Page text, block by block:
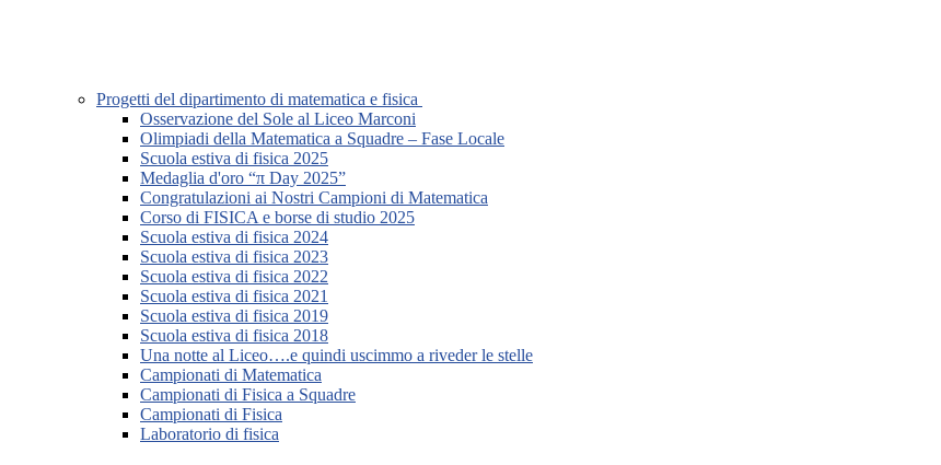
Progetti del dipartimento di matematica e fisica
Osservazione del Sole al Liceo Marconi
Olimpiadi della Matematica a Squadre – Fase Locale
Scuola estiva di fisica 2025
Medaglia d'oro “π Day 2025”
Congratulazioni ai Nostri Campioni di Matematica
Corso di FISICA e borse di studio 2025
Scuola estiva di fisica 2024
Scuola estiva di fisica 2023
Scuola estiva di fisica 2022
Scuola estiva di fisica 2021
Scuola estiva di fisica 2019
Scuola estiva di fisica 2018
Una notte al Liceo….e quindi uscimmo a riveder le stelle
Campionati di Matematica
Campionati di Fisica a Squadre
Campionati di Fisica
Laboratorio di fisica